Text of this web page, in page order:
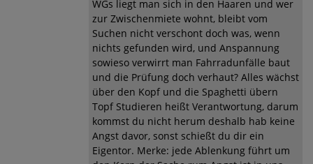
WGs liegt man sich in den Haaren und wer
zur Zwischenmiete wohnt, bleibt vom
Suchen nicht verschont doch was, wenn
nichts gefunden wird, und Anspannung
sowieso verwirrt man Fahrradunfälle baut
und die Prüfung doch verhaut? Alles wächst
über den Kopf und die Spaghetti übern
Topf Studieren heißt Verantwortung, darum
kommst du nicht herum deshalb hab keine
Angst davor, sonst schießt du dir ein
Eigentor. Merke: jede Ablenkung führt um